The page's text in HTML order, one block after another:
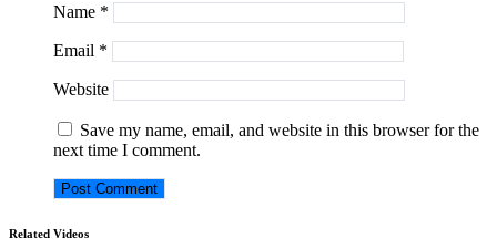
Name *
Email *
Website
Save my name, email, and website in this browser for the
next time I comment.
Related Videos